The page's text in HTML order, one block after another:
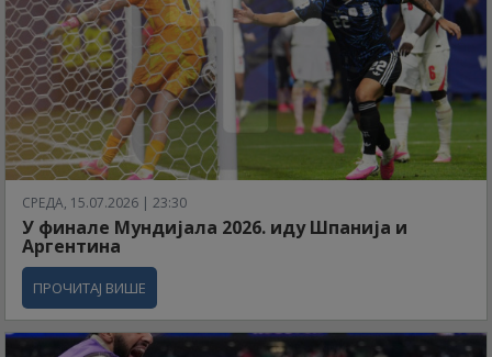
СРЕДА, 15.07.2026 | 23:30
У финале Мундијала 2026. иду Шпанија и
Аргентина
ПРОЧИТАЈ ВИШЕ